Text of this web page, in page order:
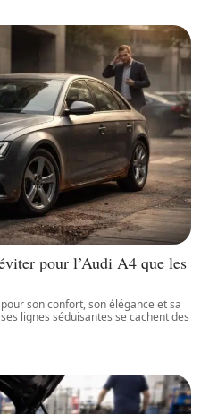
pour l’Audi A4 que les
son confort, son élégance et sa
lignes séduisantes se cachent des